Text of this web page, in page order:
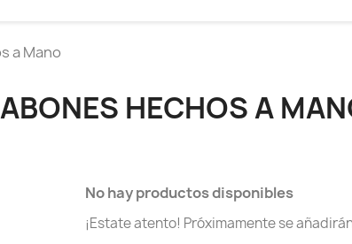
a Mano
HECHOS A
No hay productos disponibles
¡Estate atento! Próximamente se